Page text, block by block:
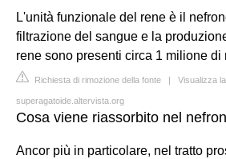
L'unità funzionale del rene è il
filtrazione del sangue e la
rene sono presenti circa 1 milione di
Richiesta di rimozione della fonte | Visualizza
superagatoide.altervista.org
Cosa viene riassorbito nel
Ancor più in particolare, nel tratto